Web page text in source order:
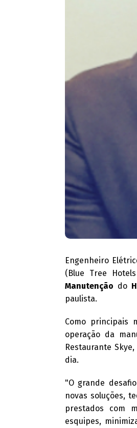
Engenheiro
(Blue Tree
Manutenção do
paulista.
Como principais
operação da
Restaurante
dia.
"O grande
novas soluções,
prestados com
esquipes,